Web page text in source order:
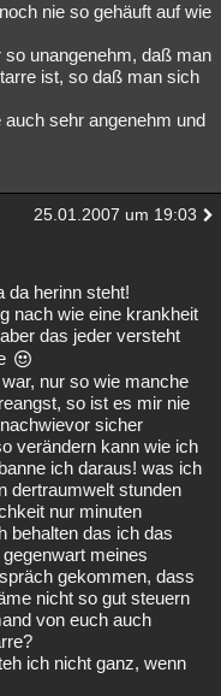
nie so gehäuft auf wie
unangenehm, daß man
ist, so daß man sich
sehr angenehm und
25.01.2007 um 19:03
da herinn steht!
nach wie eine krankheit
das jeder versteht
nur so wie manche
so ist es mir nie
sicher
verändern kann wie ich
ich daraus! was ich
dertraumwelt stunden
nur minuten
behalten das ich das
meines
gekommen, dass
nicht so gut steuern
von euch auch
ich nicht ganz, wenn